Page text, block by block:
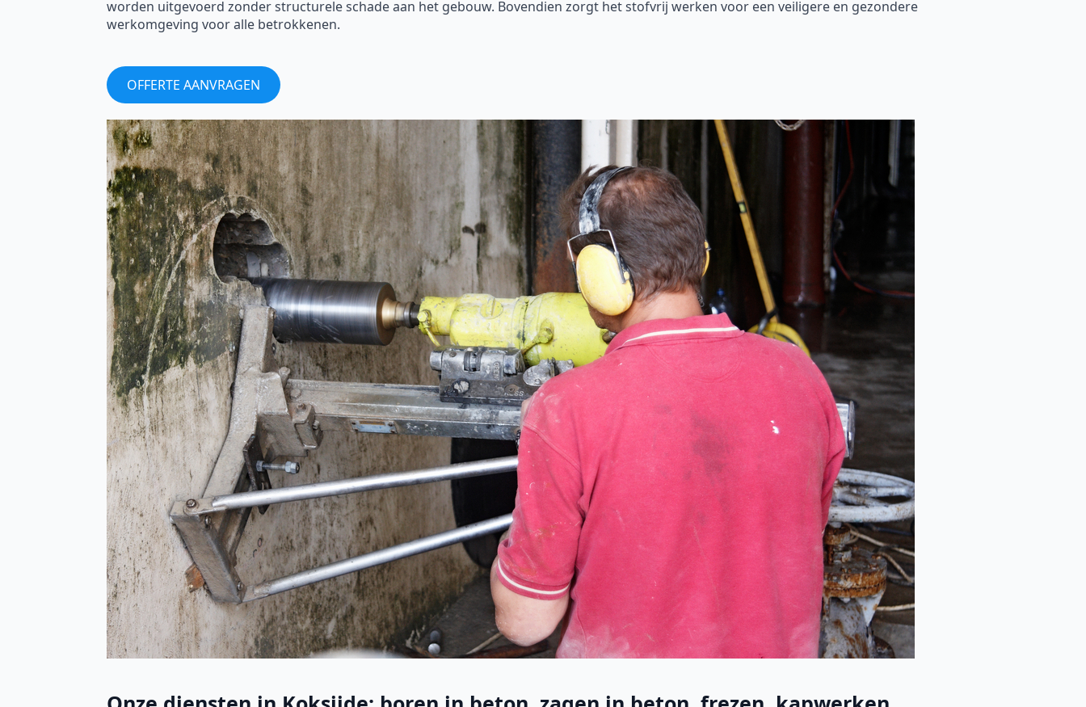
worden uitgevoerd zonder structurele schade aan het gebouw. Bovendien zorgt het stofvrij werken voor een veiligere en gezondere
werkomgeving voor alle betrokkenen.
OFFERTE AANVRAGEN